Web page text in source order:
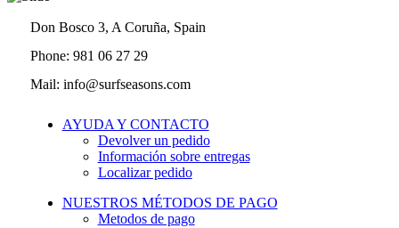
Don Bosco 3, A Coruña, Spain
Phone: 981 06 27 29
Mail: info@surfseasons.com
AYUDA Y CONTACTO
Devolver un pedido
Información sobre entregas
Localizar pedido
NUESTROS MÉTODOS DE PAGO
Metodos de pago